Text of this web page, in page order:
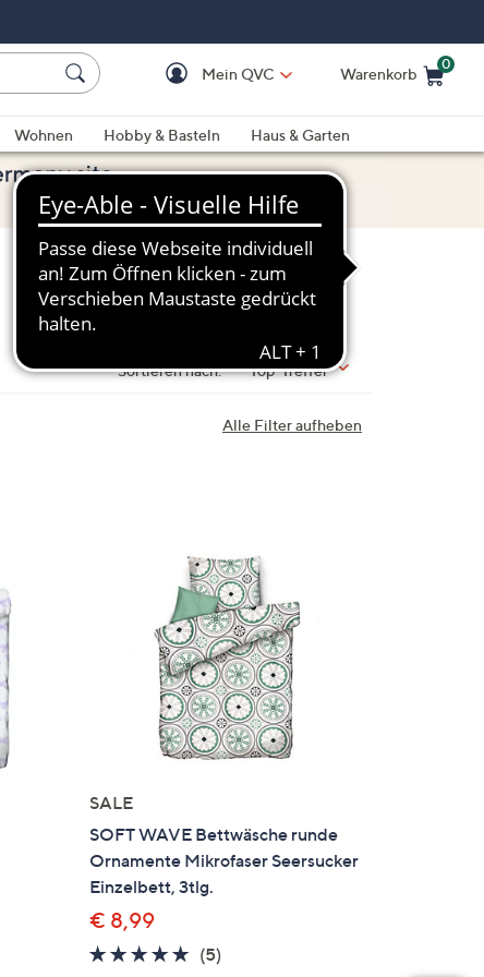
Mein QVC Warenkorb
0
Wohnen Hobby & Basteln
Haus & Garten
Sortieren nach: Top-Treffer
Alle Filter aufheben
SALE
SOFT WAVE Bettwäsche runde
Ornamente Mikrofaser Seersucker
Einzelbett, 3tlg.
€ 8,99
4.6
(5)